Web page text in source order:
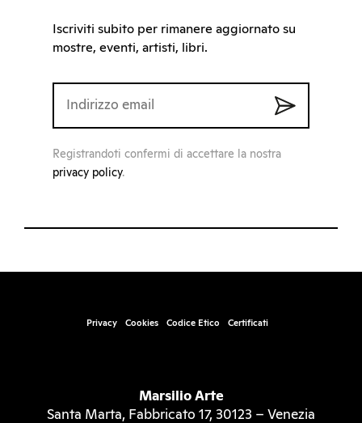
Iscriviti subito per rimanere aggiornato su
mostre, eventi, artisti, libri.
Registrandoti confermi di accettare la nostra
privacy policy.
Privacy Cookies Codice Etico Certificati
Marsilio Arte
Santa Marta, Fabbricato 17, 30123 – Venezia